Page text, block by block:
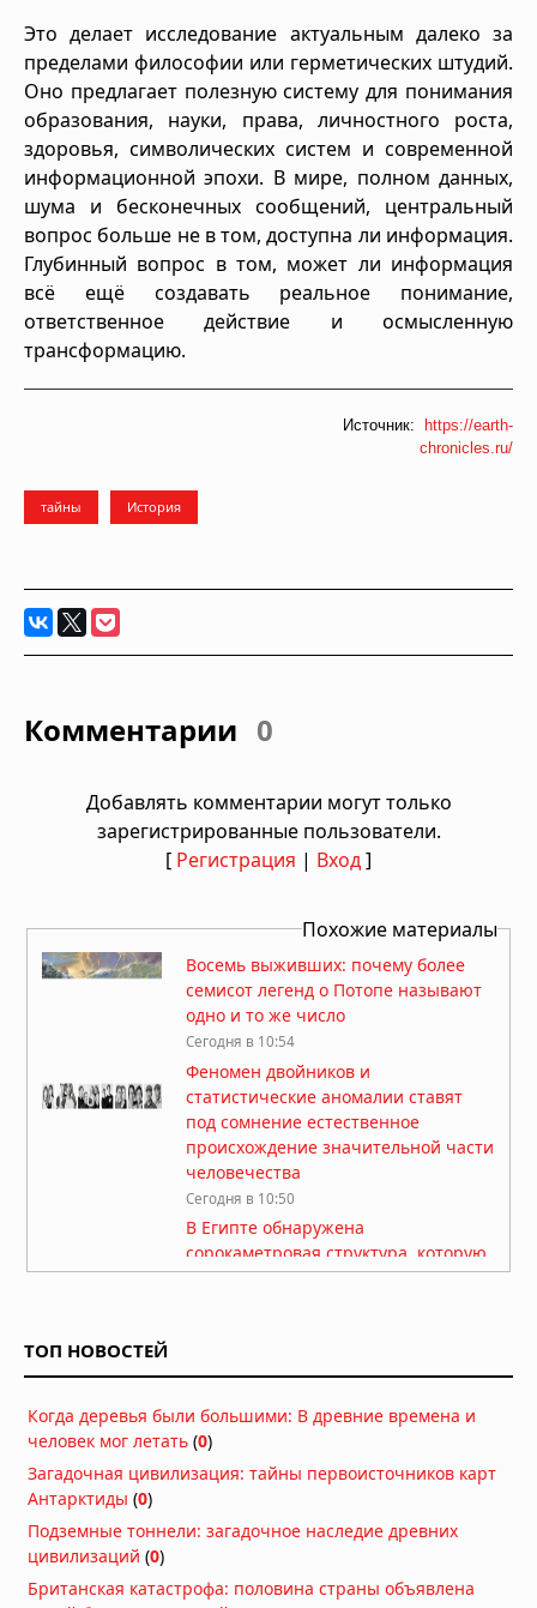
Это делает исследование актуальным далеко за
пределами философии или герметических штудий.
Оно предлагает полезную систему для понимания
образования, науки, права, личностного роста,
здоровья, символических систем и современной
информационной эпохи. В мире, полном данных,
шума и бесконечных сообщений, центральный
вопрос больше не в том, доступна ли информация.
Глубинный вопрос в том, может ли информация
всё ещё создавать реальное понимание,
ответственное действие и осмысленную
трансформацию.
Источник:
https://earth-
chronicles.ru/
тайны История
Комментарии 0
Добавлять комментарии могут только
зарегистрированные пользователи.
[ Регистрация | Вход]
Похожие материалы
Восемь выживших: почему более
семисот легенд о Потопе называют
одно и то же число
Сегодня в 10:54
Феномен двойников и
статистические аномалии ставят
под сомнение естественное
происхождение значительной части
человечества
Сегодня в 10:50
В Египте обнаружена
сорокаметровая структура, которую
исследователи называют
Подземные тоннели: загадочное
Сегодня в 09:00
Мохенджо-Даро: уроки древнего
Сегодня в 08:36
находки, свидетельствующие о
ТОП НОВОСТЕЙ
Когда деревья были большими: В древние времена и
человек мог летать (0)
Загадочная цивилизация: тайны первоисточников карт
Антарктиды (0)
Подземные тоннели: загадочное наследие древних
цивилизаций (0)
Британская катастрофа: половина страны объявлена